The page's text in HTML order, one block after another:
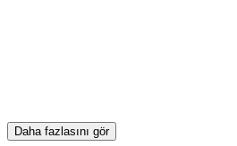
Daha fazlasını gör